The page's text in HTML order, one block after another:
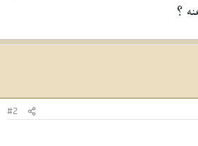
؟
#2